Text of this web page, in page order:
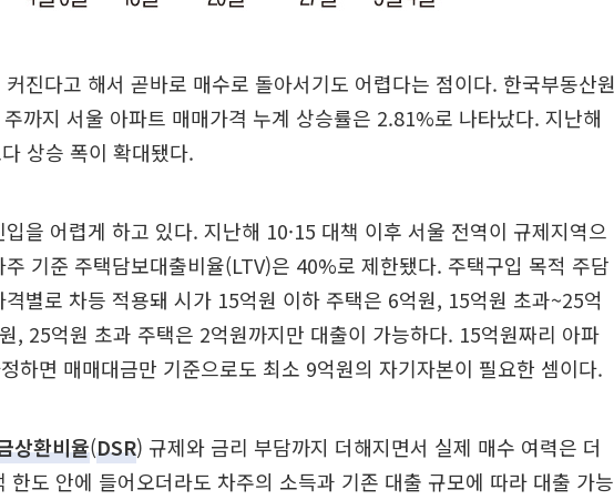
진다고 해서 곧바로 매수로 돌아서기도 어렵다는 점이다. 한국부동산원
까지 서울 아파트 매매가격 누계 상승률은 2.81%로 나타났다. 지난해
상승 폭이 확대됐다.
을 어렵게 하고 있다. 지난해 10·15 대책 이후 서울 전역이 규제지역으
기준 주택담보대출비율(LTV)은 40%로 제한됐다. 주택구입 목적 주담
별로 차등 적용돼 시가 15억원 이하 주택은 6억원, 15억원 초과~25억
, 25억원 초과 주택은 2억원까지만 대출이 가능하다. 15억원짜리 아파
하면 매매대금만 기준으로도 최소 9억원의 자기자본이 필요한 셈이다.
상환비율(DSR) 규제와 금리 부담까지 더해지면서 실제 매수 여력은 더
한도 안에 들어오더라도 차주의 소득과 기존 대출 규모에 따라 대출 가능